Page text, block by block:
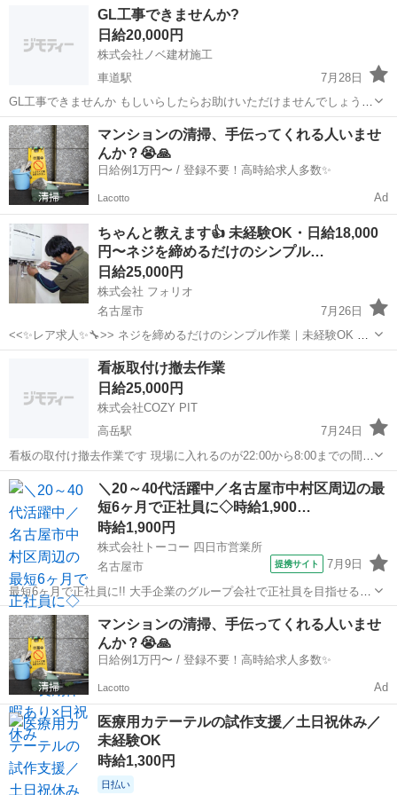
がいいです) 作業スタッフ、アルバイトを募集しています。 条件絞り
ます ・豊田市内ある程度土地...
永覚駅 その他
GL工事できませんか?
日給20,000円
株式会社ノベ建材施工
車道駅
7月28日
GL工事できませんか もしいらしたらお助けいただけませんでしょう
か？ よろしくお願いします。
愛知 名古屋市 その他
マンションの清掃、手伝ってくれる人いませ
んか？😭🙏
日給例1万円〜 / 登録不要！高時給求人多数✨
Lacotto Ad
ちゃんと教えます👍 未経験OK・日給18,000
円〜ネジを締めるだけのシンプル…
日給25,000円
株式会社 フォリオ
名古屋市
7月26日
<<✨レア求人✨🔧>> ネジを締めるだけのシンプル作業｜未経験OK ✅
放置なし ✅ 社長がそばで教えます ✅ 日給18,000円〜 ＿＿＿＿＿＿＿
＿＿＿＿＿＿＿＿＿＿ 「この仕事、どんな人に向いてる？」...
名古屋市 その他
看板取付け撤去作業
日給25,000円
株式会社COZY PIT
高岳駅
7月24日
看板の取付け撤去作業です 現場に入れるのが22:00から8:00までの間
うち作業は8時間 作業が早く終われば短くなることもあります。 資格
電気工事士2種 必須 単価25000円税込 8月スタート 東海地区を回りま
す
愛知 高岳駅 その他
＼20～40代活躍中／名古屋市中村区周辺の最
短6ヶ月で正社員に◇時給1,900…
時給1,900円
株式会社トーコー 四日市営業所
名古屋市
提携サイト 7月9日
最短6ヶ月で正社員に!! 大手企業のグループ会社で正社員を目指せるお
仕事です。 〜お仕事内容〜 設備保全(電計) 保全計画に則した工事計
画・手配・工事管理 電計備品の管理 起業、修繕などの検討・見積など
設備故障時の緊急対応...
愛知 名古屋市
マンションの清掃、手伝ってくれる人いませ
んか？😭🙏
日給例1万円〜 / 登録不要！高時給求人多数✨
Lacotto Ad
医療用カテーテルの試作支援／土日祝休み／
未経験OK
時給1,300円
日払い